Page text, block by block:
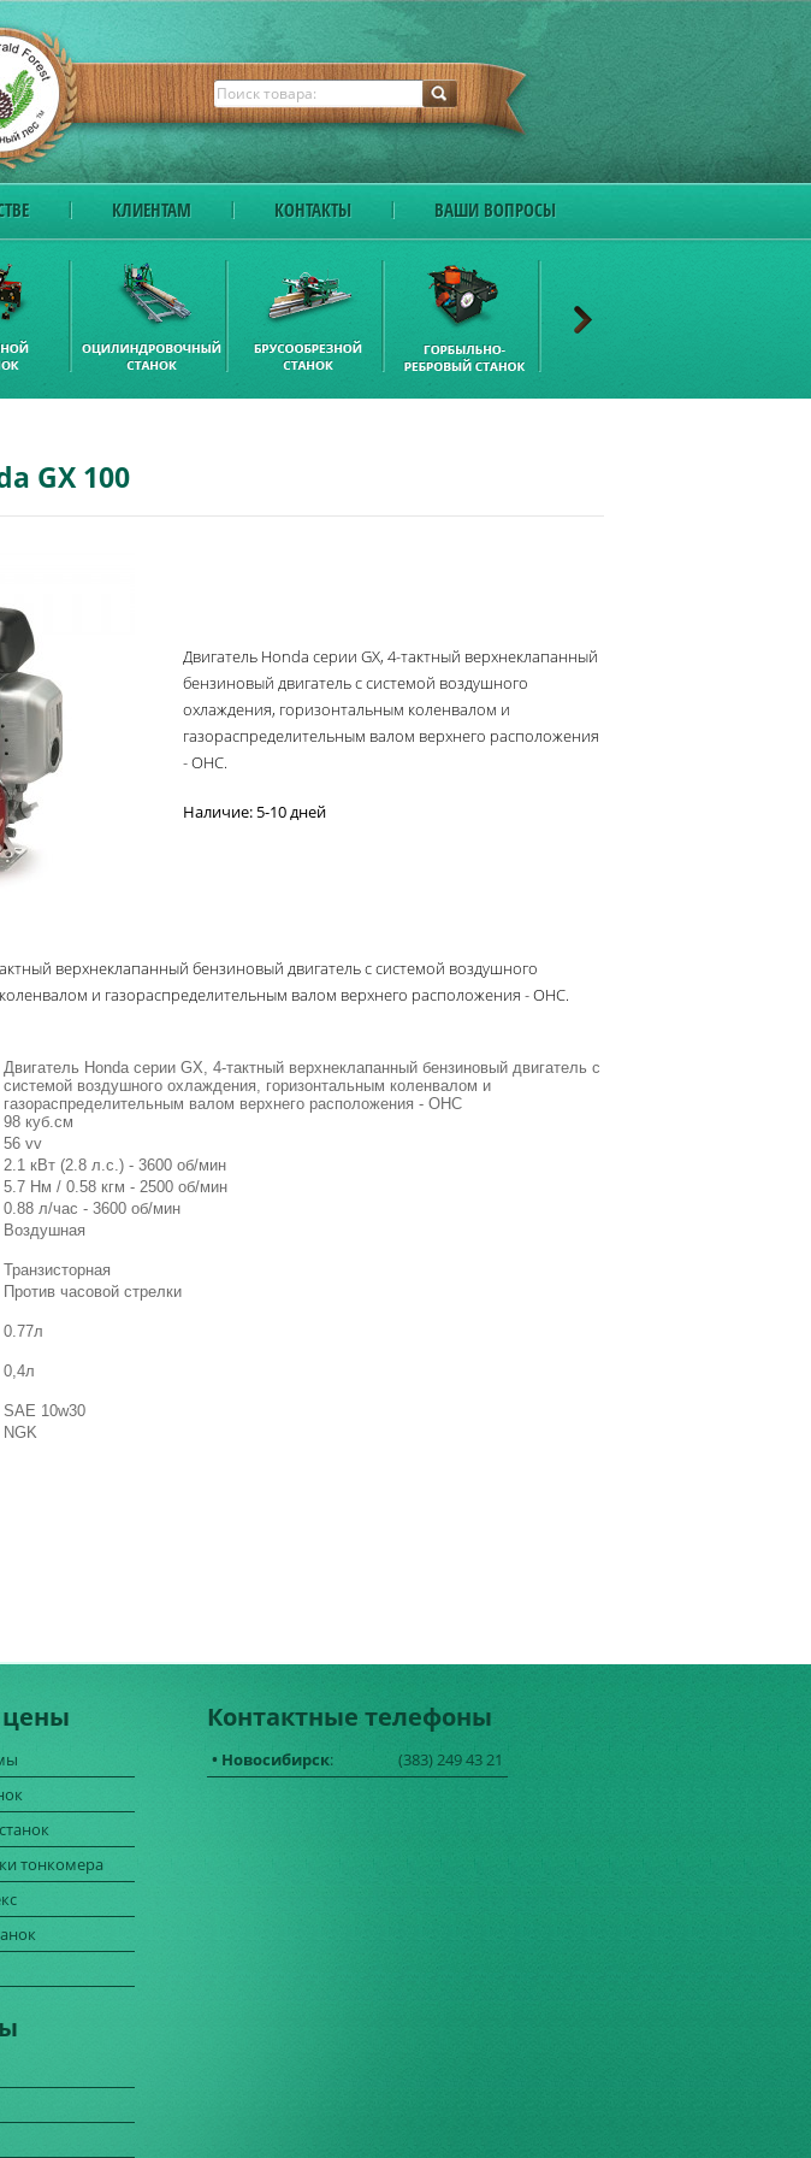
КЛИЕНТАМ КОНТАКТЫ ВАШИ ВОПРОСЫ
GX 100
Двигатель Honda серии GX, 4-тактный верхнеклапанный
бензиновый двигатель с системой воздушного
охлаждения, горизонтальным коленвалом и
газораспределительным валом верхнего расположения
- OHС.
Наличие: 5-10 дней
верхнеклапанный бензиновый двигатель с системой воздушного
и газораспределительным валом верхнего расположения - OHС.
Двигатель Honda серии GX, 4-тактный верхнеклапанный бензиновый двигатель с
системой воздушного охлаждения, горизонтальным коленвалом и
газораспределительным валом верхнего расположения - OHС
98 куб.см
56 vv
2.1 кВт (2.8 л.с.) - 3600 об/мин
5.7 Нм / 0.58 кгм - 2500 об/мин
0.88 л/час - 3600 об/мин
Воздушная
Транзисторная
Против часовой стрелки
0.77л
0,4л
SAE 10w30
NGK
тонкомера
Контактные телефоны
• Новосибирск: (383) 249 43 21